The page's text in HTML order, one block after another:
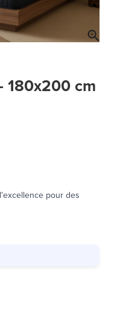
180x200 cm
pour des